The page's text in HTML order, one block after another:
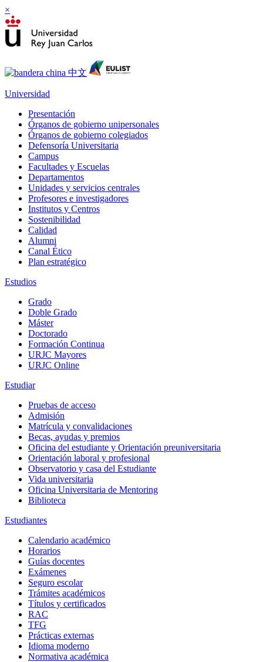
×
Universidad
Presentación
Órganos de gobierno unipersonales
Órganos de gobierno colegiados
Defensoría Universitaria
Campus
Facultades y Escuelas
Departamentos
Unidades y servicios centrales
Profesores e investigadores
Institutos y Centros
Sostenibilidad
Calidad
Alumni
Canal Ético
Plan estratégico
Estudios
Grado
Doble Grado
Máster
Doctorado
Formación Continua
URJC Mayores
URJC Online
Estudiar
Pruebas de acceso
Admisión
Matrícula y convalidaciones
Becas, ayudas y premios
Oficina del estudiante y Orientación preuniversitaria
Orientación laboral y profesional
Observatorio y casa del Estudiante
Vida universitaria
Oficina Universitaria de Mentoring
Biblioteca
Estudiantes
Calendario académico
Horarios
Guías docentes
Exámenes
Seguro escolar
Trámites académicos
Títulos y certificados
RAC
TFG
Prácticas externas
Idioma moderno
Normativa académica